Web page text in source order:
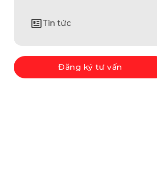
Tin tức
Đăng ký tư vấn